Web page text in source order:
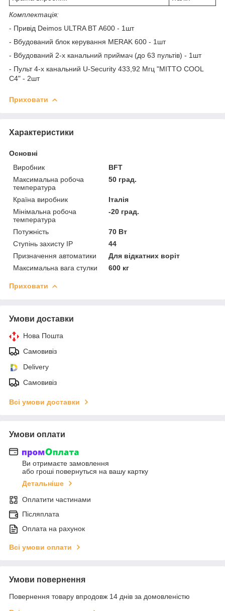
Комплектація:
- Привід Deimos ULTRA BT A600 - 1шт
- Вбудований блок керування MERAK 600 - 1шт
- Вбудований 2-х канальний приймач (до 63 пультів) - 1шт
- Пульт 4-х канальний U-Security 433,92 Мгц "MITTO COOL
C4" - 2шт
Приховати
Характеристики
Основні
Виробник
BFT
Максимальна робоча
температура
50 град.
Країна виробник
Італія
Мінімальна робоча
температура
-20 град.
Потужність
70 Вт
Ступінь захисту IP
44
Призначення автоматики
Для відкатних воріт
Максимальна вага стулки
600 кг
Приховати
Умови доставки
Нова Пошта
Самовивіз
Delivery
Самовивіз
Всі умови доставки
Умови оплати
Ви отримаєте замовлення
або гроші повернуться на вашу картку
Детальніше
Оплатити частинами
Післяплата
Оплата на рахунок
Всі умови оплати
Умови повернення
Повернення товару впродовж 14 днів за домовленістю